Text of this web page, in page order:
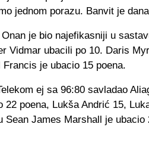
jednom porazu. Banvit je
je bio najefikasniji u
Vidmar ubacili po 10. Daris
Francis je ubacio 15 poena.
ej sa 96:80 savladao
22 poena, Lukša Andrić 15,
Sean James Marshall je ubacio